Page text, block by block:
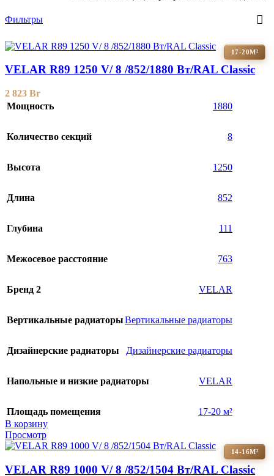
Фильтры
17-20М²
VELAR R89 1250 V/ 8 /852/1880 Вт/RAL Classic
2 823 Br
Мощность
1880
Количество секций 8
Высота 1250
Длина 852
Глубина 111
Межосевое расстояние 763
Бренд 2 VELAR
Вертикальные радиаторыВертикальные радиаторы
Дизайнерские радиаторы Дизайнерские радиаторы
Напольные и низкие радиаторы VELAR
Площадь помещения
17-20 м²
В корзину
Просмотр
14-16М²
VELAR R89 1000 V/ 8 /852/1504 Вт/RAL Classic